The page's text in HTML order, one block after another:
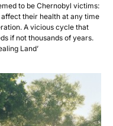
to be Chernobyl victims:
their health at any time
A vicious cycle that
if not thousands of years.
Land’